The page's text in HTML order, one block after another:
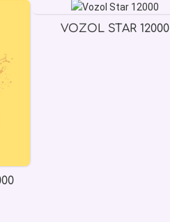
VOZOL STAR 12000